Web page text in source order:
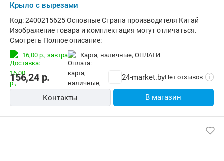
Крыло с вырезами
Код: 2400215625 Основные Страна производителя Китай
Изображение товара и комплектация могут отличаться.
Смотреть Полное описание:
16,00 р., завтра карта, наличные, ОПЛАТИ
156,24р. 24-market.byНет отзывов i
Контакты В магазин